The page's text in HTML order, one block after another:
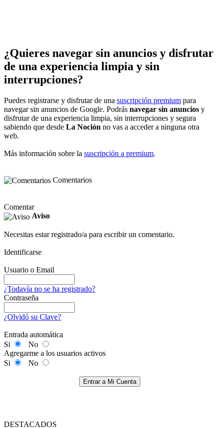
¿Quieres navegar sin anuncios y disfrutar
de una experiencia limpia y sin
interrupciones?
Puedes registrarse y disfrutar de una suscripción premium para
navegar sin anuncios de Google. Podrás navegar sin anuncios y
disfrutar de una experiencia limpia, sin interrupciones y segura
sabiendo que desde La Noción no vas a acceder a ninguna otra
web.
Más información sobre la suscripción a premium.
Comentarios
Comentar
Aviso
Necesitas estar registrado/a para escribir un comentario.
Identificarse
Usuario o Email
¿Todavía no se ha registrado?
Contraseña
¿Olvidó su Clave?
Entrada automática
Si
No
Agregarme a los usuarios activos
Si
No
Entrar a Mi Cuenta
DESTACADOS